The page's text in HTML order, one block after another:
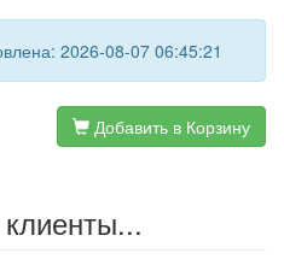
2026-08-07 06:45:21
Добавить в Корзину